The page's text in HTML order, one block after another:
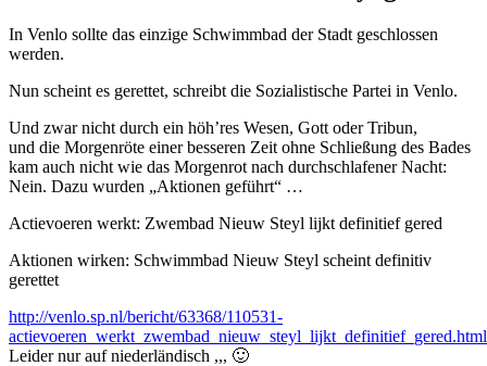
In Venlo sollte das einzige Schwimmbad der Stadt geschlossen
werden.
Nun scheint es gerettet, schreibt die Sozialistische Partei in Venlo.
Und zwar nicht durch ein höh’res Wesen, Gott oder Tribun,
und die Morgenröte einer besseren Zeit ohne Schließung des Bades
kam auch nicht wie das Morgenrot nach durchschlafener Nacht:
Nein. Dazu wurden „Aktionen geführt“ …
Actievoeren werkt: Zwembad Nieuw Steyl lijkt definitief gered
Aktionen wirken: Schwimmbad Nieuw Steyl scheint definitiv
gerettet
http://venlo.sp.nl/bericht/63368/110531-
actievoeren_werkt_zwembad_nieuw_steyl_lijkt_definitief_gered.html
Leider nur auf niederländisch ,,, 🙂